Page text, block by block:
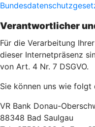
Verantwortlicher
Für die Verarbeitung
dieser Internetpräsenz
von Art. 4 Nr. 7 DSGVO.
Sie können uns wie folgt
VR Bank Donau-
88348 Bad Saulgau